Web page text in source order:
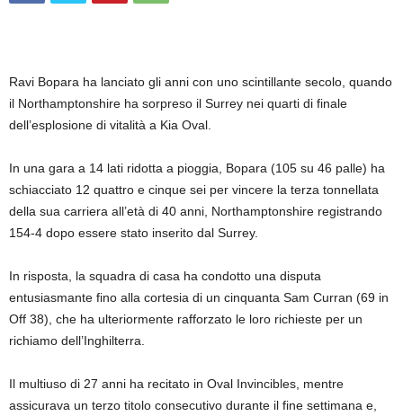
Ravi Bopara ha lanciato gli anni con uno scintillante secolo, quando
il Northamptonshire ha sorpreso il Surrey nei quarti di finale
dell’esplosione di vitalità a Kia Oval.
In una gara a 14 lati ridotta a pioggia, Bopara (105 su 46 palle) ha
schiacciato 12 quattro e cinque sei per vincere la terza tonnellata
della sua carriera all’età di 40 anni, Northamptonshire registrando
154-4 dopo essere stato inserito dal Surrey.
In risposta, la squadra di casa ha condotto una disputa
entusiasmante fino alla cortesia di un cinquanta Sam Curran (69 in
Off 38), che ha ulteriormente rafforzato le loro richieste per un
richiamo dell’Inghilterra.
Il multiuso di 27 anni ha recitato in Oval Invincibles, mentre
assicurava un terzo titolo consecutivo durante il fine settimana e,